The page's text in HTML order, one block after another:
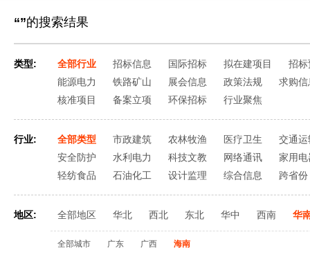
“”的搜索结果
类型: 全部行业 招标信息 国际招标 拟在建项目
招标
能源电力
铁路矿山 展会信息 政策法规
求购信
核准项目
备案立项 环保招标 行业聚焦
行业: 全部类型 市政建筑 农林牧渔 医疗卫生
交通运
安全防护
水利电力 科技文教 网络通讯
家用电
轻纺食品
石油化工 设计监理 综合信息 跨省份
地区: 全部地区 华北 西北 东北 华中 西南 华
全部城市 广东 广西 海南